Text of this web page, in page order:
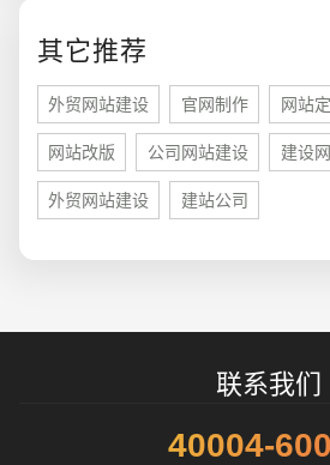
其它推荐
外贸网站建设 官网制作 网站
网站改版 公司网站建设 建设
外贸网站建设 建站公司
联系我们
40004-
招标项目